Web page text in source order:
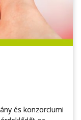
és konzorciumi